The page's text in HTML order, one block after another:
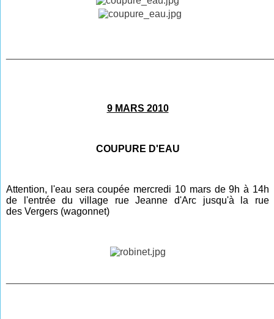
9 MARS 2010
COUPURE D'EAU
Attention, l'eau sera coupée mercredi 10 mars de 9h à 14h
de l'entrée du village rue Jeanne d'Arc jusqu'à la rue
des Vergers (wagonnet)